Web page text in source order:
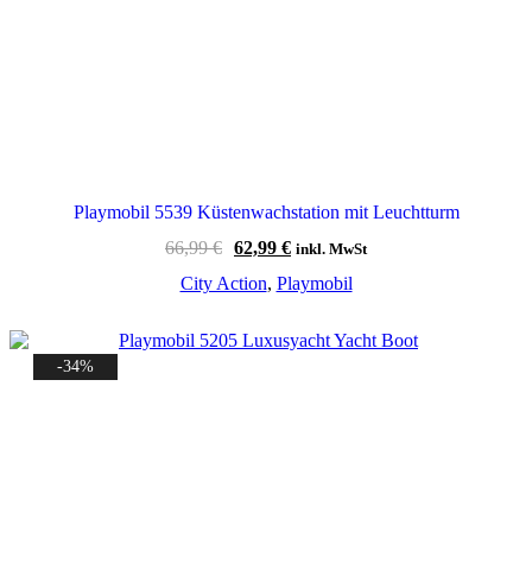
Playmobil 5539 Küstenwachstation mit Leuchtturm
66,99€ Ursprünglicher
war:
62,99 €Aktueller
ist:
inkl. MwSt
City Action, Playmobil
-34%